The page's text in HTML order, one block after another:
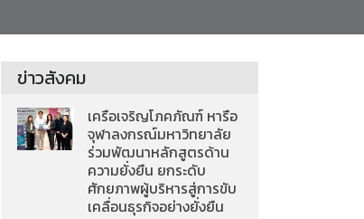
ข่าวสังคม
เครือเจริญโภคภัณฑ์ หารือ
จุฬาลงกรณ์มหาวิทยาลัย
ร่วมพัฒนาหลักสูตรด้าน
ความยั่งยืน ยกระดับ
ศักยภาพผู้บริหารสู่การขับ
เคลื่อนธุรกิจอย่างยั่งยืน